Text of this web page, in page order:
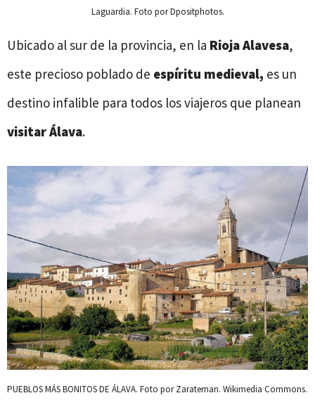
Laguardia. Foto por Dpositphotos.
Ubicado al sur de la provincia, en la Rioja Alavesa,
este precioso poblado de espíritu medieval, es un
destino infalible para todos los viajeros que planean
visitar Álava.
PUEBLOS MÁS BONITOS DE ÁLAVA. Foto por Zarateman. Wikimedia Commons.